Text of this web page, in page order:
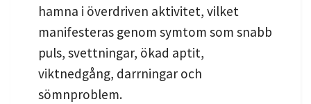
hamna i överdriven aktivitet, vilket
manifesteras genom symtom som snabb
puls, svettningar, ökad aptit,
viktnedgång, darrningar och
sömnproblem.